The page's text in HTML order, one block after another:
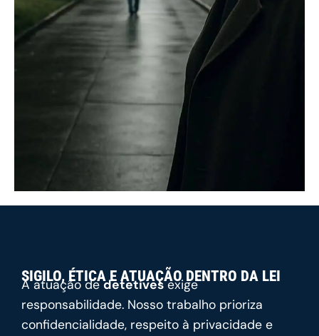
SIGILO, ÉTICA E ATUAÇÃO DENTRO DA LEI
A atuação dedetetivesexige
responsabilidade. Nosso trabalho prioriza
confidencialidade, respeito à privacidade e